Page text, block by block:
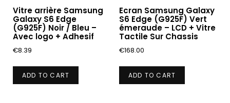
Vitre arrière Samsung
Galaxy S6 Edge
(G925F) Noir / Bleu –
Avec logo + Adhesif
€8.39
ADD TO CART
Ecran Samsung Galaxy
S6 Edge (G925F) Vert
émeraude – LCD + Vitre
Tactile Sur Chassis
€168.00
ADD TO CART